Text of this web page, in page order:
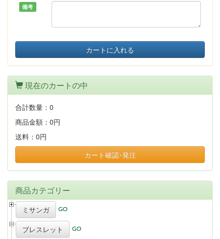
備考
カートに入れる
現在のカートの中
合計数量： 0
商品金額： 0円
送料： 0円
カート確認･発注
商品カテゴリー
ミサンガ
ブレスレット